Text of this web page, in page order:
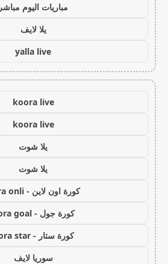
مباريات اليوم مباشر
يلا لايف
yalla live
koora live
koora live
يلا شوت
يلا شوت
كورة اون لاين - kora onli
كورة جول - kora goal
كورة ستار - kora star
سوريا لايف